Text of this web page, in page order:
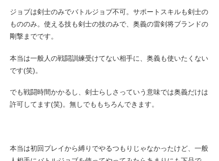
ジョブは剣士のみでバトルジョブ不可。サポートスキルも剣士の
もののみ。使える技も剣士の技のみで、奥義の雷剣将ブランドの
剛撃までです。
本当は一般人の戦闘訓練受けてない相手に、奥義も使いたくない
です(笑)。
でも戦闘時間かかるし、剣士らしさっていう意味では奥義だけは
許可してます(笑)。無しでももちろんできます。
本当は初回プレイから縛りでやるつもりじゃなかったけど、一般